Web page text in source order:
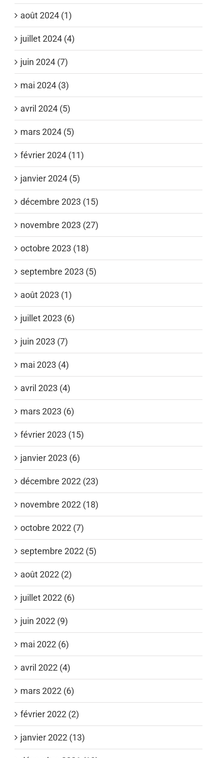
août 2024 (1)
juillet 2024 (4)
juin 2024 (7)
mai 2024 (3)
avril 2024 (5)
mars 2024 (5)
février 2024 (11)
janvier 2024 (5)
décembre 2023 (15)
novembre 2023 (27)
octobre 2023 (18)
septembre 2023 (5)
août 2023 (1)
juillet 2023 (6)
juin 2023 (7)
mai 2023 (4)
avril 2023 (4)
mars 2023 (6)
février 2023 (15)
janvier 2023 (6)
décembre 2022 (23)
novembre 2022 (18)
octobre 2022 (7)
septembre 2022 (5)
août 2022 (2)
juillet 2022 (6)
juin 2022 (9)
mai 2022 (6)
avril 2022 (4)
mars 2022 (6)
février 2022 (2)
janvier 2022 (13)